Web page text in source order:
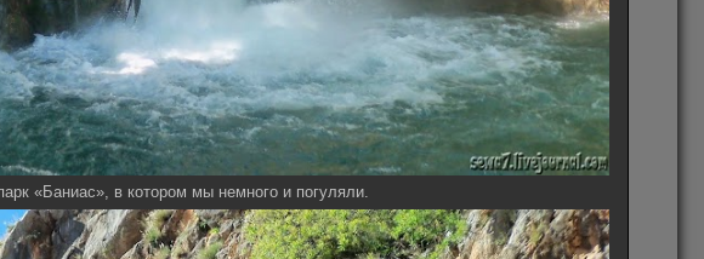
«Баниас», в котором мы немного и погуляли.